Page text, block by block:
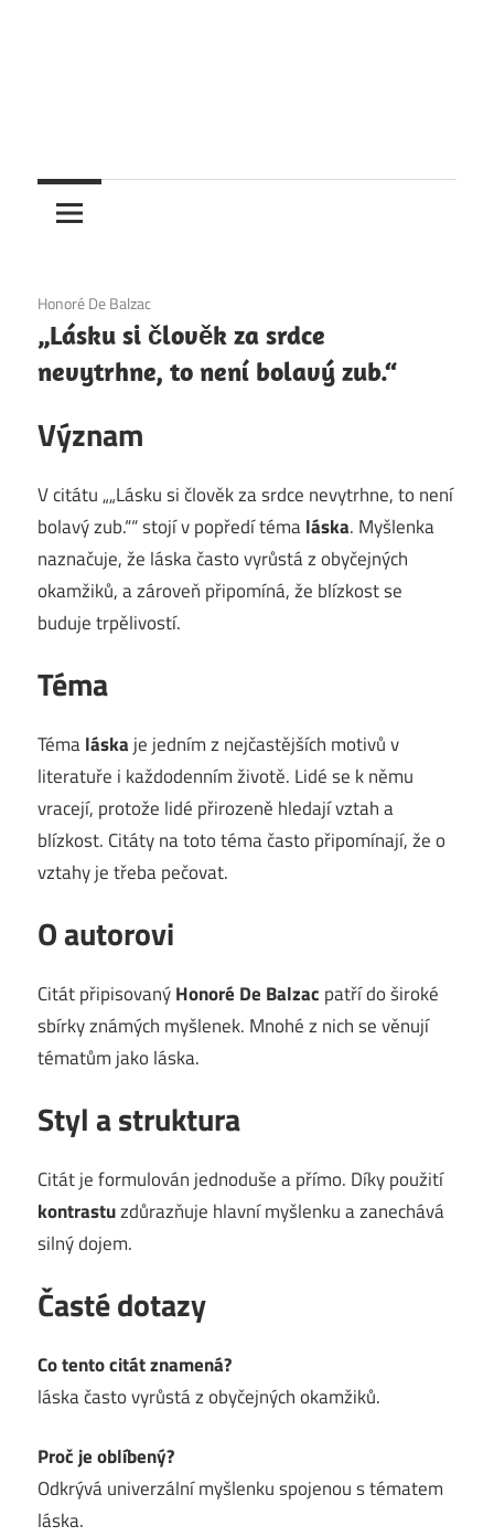
1. 12. 2020
Honoré De Balzac
„Lásku si člověk za srdce
nevytrhne, to není bolavý zub.“
Význam
V citátu „„Lásku si člověk za srdce nevytrhne, to není
bolavý zub.““ stojí v popředí témaláska. Myšlenka
naznačuje, že láska často vyrůstá z obyčejných
okamžiků, a zároveň připomíná, že blízkost se
buduje trpělivostí.
Téma
Témaláska je jedním z nejčastějších motivů v
literatuře i každodenním životě. Lidé se k němu
vracejí, protože lidé přirozeně hledají vztah a
blízkost. Citáty na toto téma často připomínají, že o
vztahy je třeba pečovat.
O autorovi
Citát připisovanýHonoré De Balzac patří do široké
sbírky známých myšlenek. Mnohé z nich se věnují
tématům jako láska.
Styl a struktura
Citát je formulován jednoduše a přímo. Díky použití
kontrastuzdůrazňuje hlavní myšlenku a zanechává
silný dojem.
Časté dotazy
Co tento citát znamená?
láska často vyrůstá z obyčejných okamžiků.
Proč je oblíbený?
Odkrývá univerzální myšlenku spojenou s tématem
láska.